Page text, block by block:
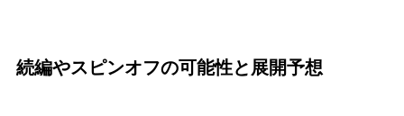
続編やスピンオフの可能性と展開予想